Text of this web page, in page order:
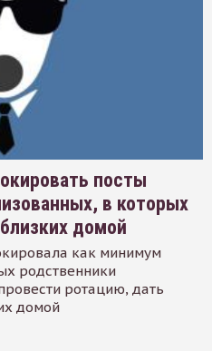
посты
в которых
домой
как минимум
родственники
ротацию, дать
домой